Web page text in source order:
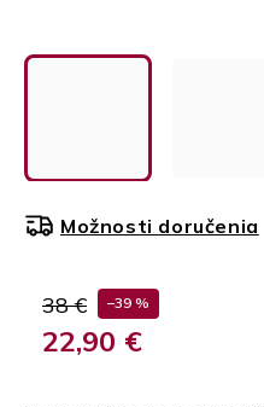
38 € –39 %
22,90 €
Možnosti doručenia